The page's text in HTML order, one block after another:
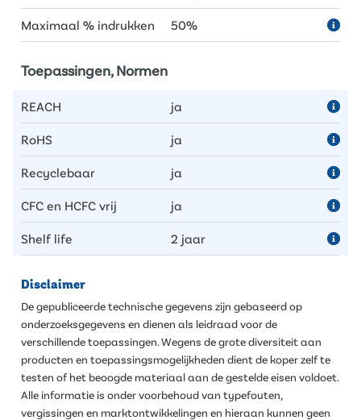
Maximaal % indrukken 50%
Toepassingen, Normen
REACH ja
RoHS ja
Recyclebaar ja
CFC en HCFC vrij ja
Shelf life 2 jaar
Disclaimer
De gepubliceerde technische gegevens zijn gebaseerd op
onderzoeksgegevens en dienen als leidraad voor de
verschillende toepassingen. Wegens de grote diversiteit aan
producten en toepassingsmogelijkheden dient de koper zelf te
testen of het beoogde materiaal aan de gestelde eisen voldoet.
Alle informatie is onder voorbehoud van typefouten,
vergissingen en marktontwikkelingen en hieraan kunnen geen